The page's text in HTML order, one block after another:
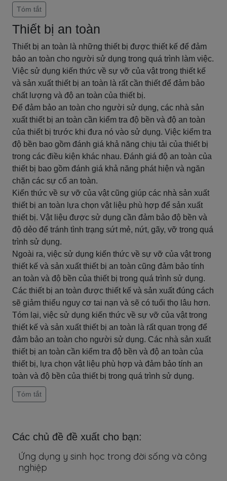
Tóm tắt
Thiết bị an toàn
Thiết bị an toàn là những thiết bị được thiết kế để đảm
bảo an toàn cho người sử dụng trong quá trình làm việc.
Việc sử dụng kiến thức về sự vỡ của vật trong thiết kế
và sản xuất thiết bị an toàn là rất cần thiết để đảm bảo
chất lượng và độ an toàn của thiết bị.
Để đảm bảo an toàn cho người sử dụng, các nhà sản
xuất thiết bị an toàn cần kiểm tra độ bền và độ an toàn
của thiết bị trước khi đưa nó vào sử dụng. Việc kiểm tra
độ bền bao gồm đánh giá khả năng chịu tải của thiết bị
trong các điều kiện khác nhau. Đánh giá độ an toàn của
thiết bị bao gồm đánh giá khả năng phát hiện và ngăn
chặn các sự cố an toàn.
Kiến thức về sự vỡ của vật cũng giúp các nhà sản xuất
thiết bị an toàn lựa chọn vật liệu phù hợp để sản xuất
thiết bị. Vật liệu được sử dụng cần đảm bảo độ bền và
độ dẻo để tránh tình trạng sứt mẻ, nứt, gãy, vỡ trong quá
trình sử dụng.
Ngoài ra, việc sử dụng kiến thức về sự vỡ của vật trong
thiết kế và sản xuất thiết bị an toàn cũng đảm bảo tính
an toàn và độ bền của thiết bị trong quá trình sử dụng.
Các thiết bị an toàn được thiết kế và sản xuất đúng cách
sẽ giảm thiểu nguy cơ tai nạn và sẽ có tuổi thọ lâu hơn.
Tóm lại, việc sử dụng kiến thức về sự vỡ của vật trong
thiết kế và sản xuất thiết bị an toàn là rất quan trọng để
đảm bảo an toàn cho người sử dụng. Các nhà sản xuất
thiết bị an toàn cần kiểm tra độ bền và độ an toàn của
thiết bị, lựa chọn vật liệu phù hợp và đảm bảo tính an
toàn và độ bền của thiết bị trong quá trình sử dụng.
Tóm tắt
Các chủ đề đề xuất cho bạn:
Ứng dụng y sinh học trong đời sống và công
nghiệp